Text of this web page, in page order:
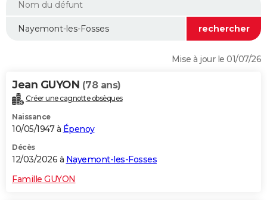
Forum
Aménagement intérieur
Extérieur
Cuisine
Salle de bains
Jardinage
Rangement
WEEK-END
Guides de France
Escapades
Patrimoine
Expositions
Musées
Week-end nature
LIFESTYLE
Alimentation
Guide de la santé
Maladies
Médicaments
Sommeil
VOYAGE
Destinations
City break
Voyage nature
Voyage de noces
Forum
Climat
+PHOTO
GUIDES D'ACHAT
BONS PLANS
CARTE DE VOEUX
Mise à jour le 01/07/26
Jean GUYON (78 ans)
Créer une cagnotte obsèques
Naissance
10/05/1947 à Épenoy
Décès
12/03/2026 à Nayemont-les-Fosses
Famille GUYON